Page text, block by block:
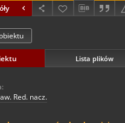
Lista plików
Red. nacz.